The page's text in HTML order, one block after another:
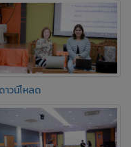
ดาวน์โหลด